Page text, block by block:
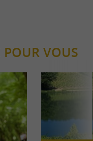
POUR VOUS